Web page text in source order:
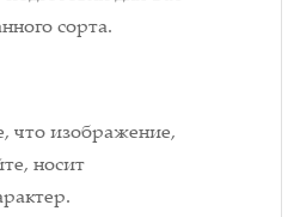
сорта.
что изображение,
носит